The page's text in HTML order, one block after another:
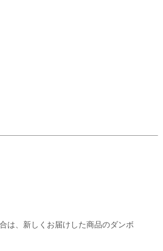
は、新しくお届けした商品のダンボ